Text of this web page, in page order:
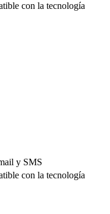
con la tecnología
y SMS
con la tecnología